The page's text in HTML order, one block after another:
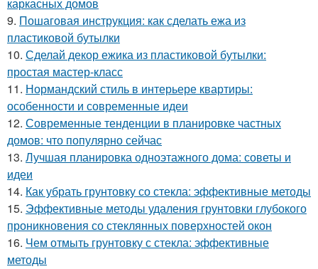
каркасных домов
9. Пошаговая инструкция: как сделать ежа из
пластиковой бутылки
10. Сделай декор ежика из пластиковой бутылки:
простая мастер-класс
11. Нормандский стиль в интерьере квартиры:
особенности и современные идеи
12. Современные тенденции в планировке частных
домов: что популярно сейчас
13. Лучшая планировка одноэтажного дома: советы и
идеи
14. Как убрать грунтовку со стекла: эффективные методы
15. Эффективные методы удаления грунтовки глубокого
проникновения со стеклянных поверхностей окон
16. Чем отмыть грунтовку с стекла: эффективные
методы